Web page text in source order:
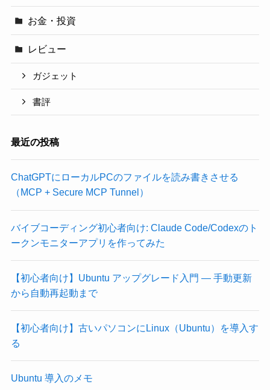
お金・投資
レビュー
ガジェット
書評
最近の投稿
ChatGPTにローカルPCのファイルを読み書きさせる
（MCP + Secure MCP Tunnel）
バイブコーディング初心者向け: Claude Code/Codexのト
ークンモニターアプリを作ってみた
【初心者向け】Ubuntu アップグレード入門 — 手動更新
から自動再起動まで
【初心者向け】古いパソコンにLinux（Ubuntu）を導入す
る
Ubuntu 導入のメモ